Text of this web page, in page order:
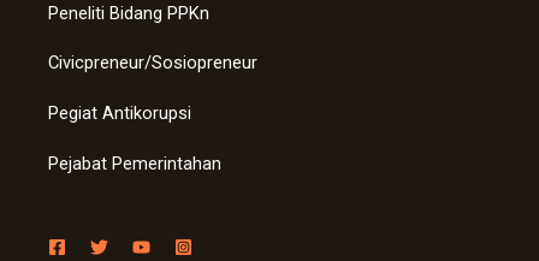
Peneliti Bidang PPKn
Civicpreneur/Sosiopreneur
Pegiat Antikorupsi
Pejabat Pemerintahan